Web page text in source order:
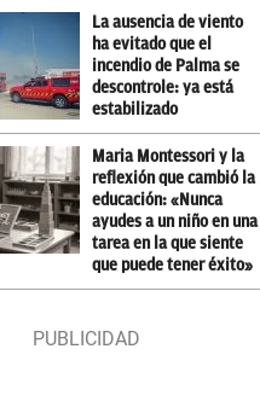
La ausencia de viento
ha evitado que el
incendio de Palma se
descontrole: ya está
estabilizado
Maria Montessori y la
reflexión que cambió la
educación: «Nunca
ayudes a un niño en una
tarea en la que siente
que puede tener éxito»